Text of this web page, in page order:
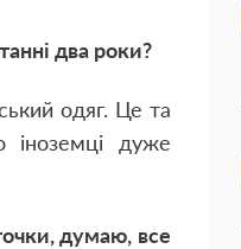
два роки?
одяг. Це та
дуже
думаю, все